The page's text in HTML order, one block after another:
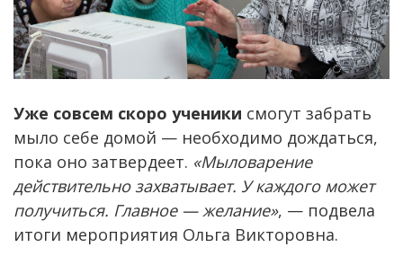
Уже совсем скоро ученики смогут забрать
мыло себе домой — необходимо дождаться,
пока оно затвердеет. «Мыловарение
действительно захватывает. У каждого может
получиться. Главное — желание», — подвела
итоги мероприятия Ольга Викторовна.